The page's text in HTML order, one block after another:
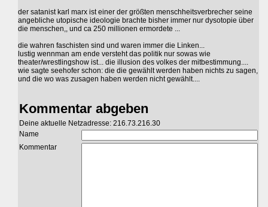
der satanist karl marx ist einer der größten menschheitsverbrecher seine
angebliche utopische ideologie brachte bisher immer nur dysotopie über
die menschen,, und ca 250 millionen ermordete ...
die wahren faschisten sind und waren immer die Linken...
lustig wennman am ende versteht das politik nur sowas wie
theater/wrestlingshow ist... die illusion des volkes der mitbestimmung....
wie sagte seehofer schon: die die gewählt werden haben nichts zu sagen,
und die wo was zusagen haben werden nicht gewählt....
Kommentar abgeben
Deine aktuelle Netzadresse: 216.73.216.30
Name
Kommentar